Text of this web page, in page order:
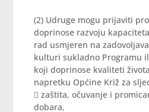
(2) Udruge mogu prijaviti
doprinose razvoju
rad usmjeren na
kulturi sukladno Programu
koji doprinose kvaliteti
napretku Općine Križ za
 zaštita, očuvanje i
dobara,